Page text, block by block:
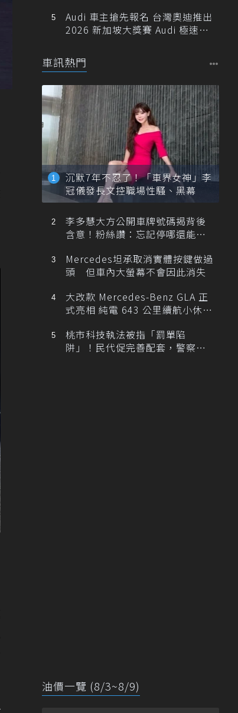
Audi 車主搶先報名 台灣奧迪推出
2026 新加坡大獎賽 Audi 極速之
車訊熱門
沉默7年不忍了！「車界女神」李
冠儀發長文控職場性騷、黑幕
李多慧大方公開車牌號碼揭背後
含意！粉絲讚：忘記停哪還能幫
Mercedes坦承取消實體按鍵做過
頭 但車內大螢幕不會因此消失
大改款 Mercedes-Benz GLA 正
式亮相 純電 643 公里續航小休
桃市科技執法被指「罰單陷
阱」！民代促完善配套，警察局
油價一覽 (8/3~8/9)